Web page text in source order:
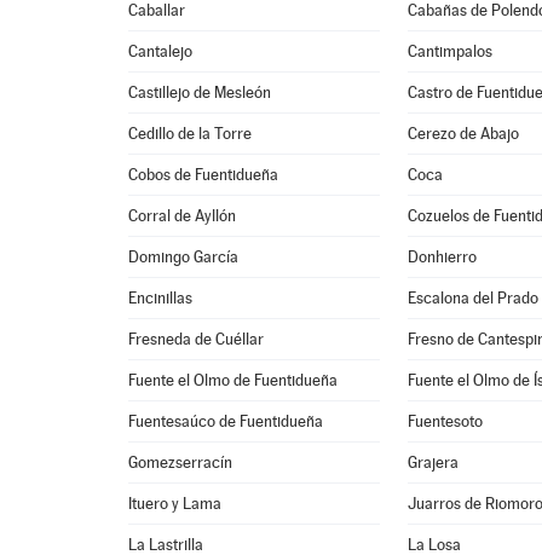
Caballar Cabañas de
Cantalejo Cantimpalos
Castillejo de Mesleón Castro de
Cedillo de la Torre Cerezo de Abajo
Cobos de Fuentidueña Coca
Corral de Ayllón Cozuelos de
Domingo García Donhierro
Encinillas Escalona del Prado
Fresneda de Cuéllar Fresno de
Fuente el Olmo de Fuentidueña Fuente el Olmo de
Fuentesaúco de Fuentidueña Fuentesoto
Gomezserracín Grajera
Ituero y Lama Juarros de
La Lastrilla La Losa